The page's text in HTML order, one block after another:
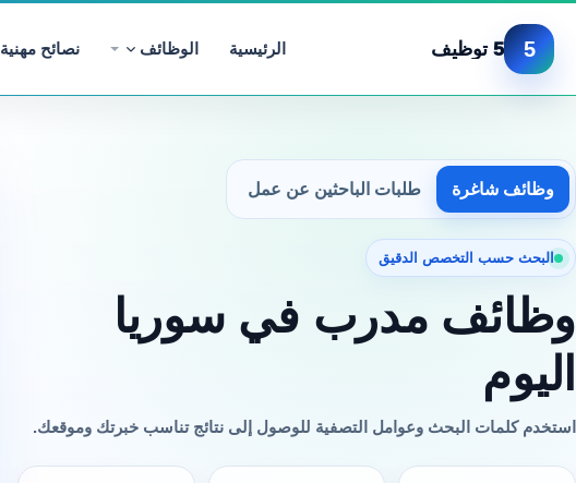
5 5 توظيف الرئيسية الوظائف نصائح مهنية
وظائف شاغرة طلبات الباحثين عن عمل
البحث حسب التخصص الدقيق
وظائف مدرب في سوريا
اليوم
استخدم كلمات البحث وعوامل التصفية للوصول إلى نتائج تناسب خبرتك وموقعك.